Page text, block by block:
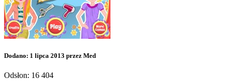
Dodano: 1 lipca 2013 przez Med
Odsłon: 16 404